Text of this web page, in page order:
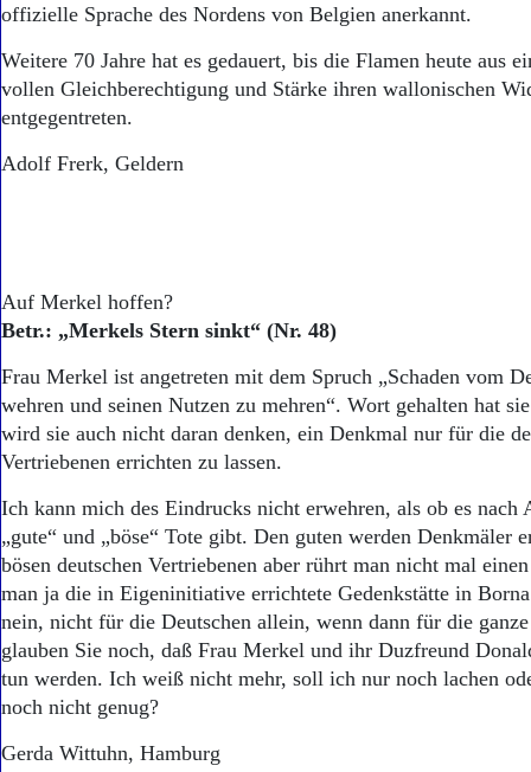
offizielle Sprache des Nordens von Belgien anerkannt.
Weitere 70 Jahre hat es gedauert, bis die Flamen heute aus
vollen Gleichberechtigung und Stärke ihren wallonischen
entgegentreten.
Adolf Frerk, Geldern
Auf Merkel hoffen?
Betr.: „Merkels Stern sinkt“ (Nr. 48)
Frau Merkel ist angetreten mit dem Spruch „Schaden vom
wehren und seinen Nutzen zu mehren“. Wort gehalten hat
wird sie auch nicht daran denken, ein Denkmal nur für die
Vertriebenen errichten zu lassen.
Ich kann mich des Eindrucks nicht erwehren, als ob es nach
„gute“ und „böse“ Tote gibt. Den guten werden Denkmäler
bösen deutschen Vertriebenen aber rührt man nicht mal
man ja die in Eigeninitiative errichtete Gedenkstätte in
nein, nicht für die Deutschen allein, wenn dann für die
glauben Sie noch, daß Frau Merkel und ihr Duzfreund
tun werden. Ich weiß nicht mehr, soll ich nur noch lachen
noch nicht genug?
Gerda Wittuhn, Hamburg